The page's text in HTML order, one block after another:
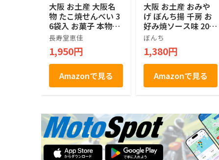
大阪 お土産 大阪名
物 たこ焼せんべい 3
6袋入 お菓子 本物食
材のうまみと秘伝ソ
ースが決めて！
長寿堂恵佳
1,950円
Amazonで見る
大阪 お土産 おみや
げ ぼんち揚 千房 お
好み焼ソース味 20枚
入 関西 お菓子 せん
べい 個包装
ぼんち
1,380円
Amazonで見る